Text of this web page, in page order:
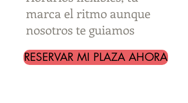
marca el ritmo aunque
nosotros te guiamos
RESERVAR MI PLAZA AHORA